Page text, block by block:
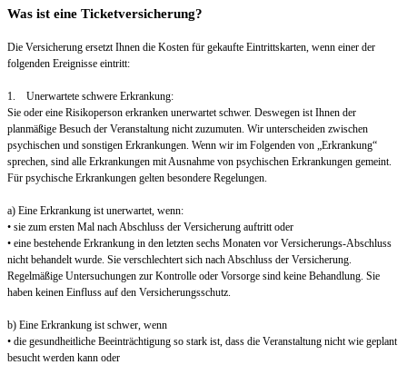
Was ist eine Ticketversicherung?
Die Versicherung ersetzt Ihnen die Kosten für gekaufte Eintrittskarten, wenn einer der
folgenden Ereignisse eintritt:
1. Unerwartete schwere Erkrankung:
Sie oder eine Risikoperson erkranken unerwartet schwer. Deswegen ist Ihnen der
planmäßige Besuch der Veranstaltung nicht zuzumuten. Wir unterscheiden zwischen
psychischen und sonstigen Erkrankungen. Wenn wir im Folgenden von „Erkrankung“
sprechen, sind alle Erkrankungen mit Ausnahme von psychischen Erkrankungen gemeint.
Für psychische Erkrankungen gelten besondere Regelungen.
a) Eine Erkrankung ist unerwartet, wenn:
• sie zum ersten Mal nach Abschluss der Versicherung auftritt oder
• eine bestehende Erkrankung in den letzten sechs Monaten vor Versicherungs-Abschluss
nicht behandelt wurde. Sie verschlechtert sich nach Abschluss der Versicherung.
Regelmäßige Untersuchungen zur Kontrolle oder Vorsorge sind keine Behandlung. Sie
haben keinen Einfluss auf den Versicherungsschutz.
b) Eine Erkrankung ist schwer, wenn
• die gesundheitliche Beeinträchtigung so stark ist, dass die Veranstaltung nicht wie geplant
besucht werden kann oder